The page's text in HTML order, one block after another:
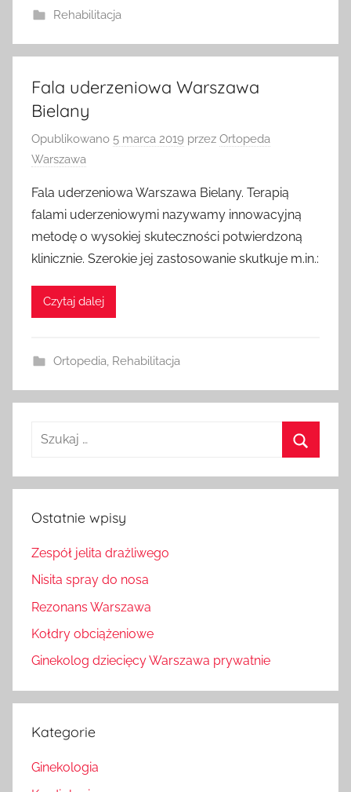
Rehabilitacja
Fala uderzeniowa Warszawa
Bielany
Opublikowano 5 marca 2019 przez Ortopeda
Warszawa
Fala uderzeniowa Warszawa Bielany. Terapią
falami uderzeniowymi nazywamy innowacyjną
metodę o wysokiej skuteczności potwierdzoną
klinicznie. Szerokie jej zastosowanie skutkuje m.in.:
Czytaj dalej
Ortopedia Rehabilitacja
Szukaj:
Ostatnie wpisy
Zespół jelita drażliwego
Nisita spray do nosa
Rezonans Warszawa
Kołdry obciążeniowe
Ginekolog dziecięcy Warszawa prywatnie
Kategorie
Ginekologia